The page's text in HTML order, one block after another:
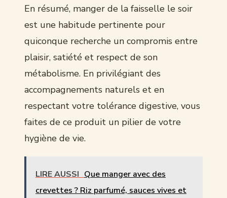
En résumé, manger de la faisselle le soir
est une habitude pertinente pour
quiconque recherche un compromis entre
plaisir, satiété et respect de son
métabolisme. En privilégiant des
accompagnements naturels et en
respectant votre tolérance digestive, vous
faites de ce produit un pilier de votre
hygiène de vie.
LIRE AUSSI Que manger avec des
crevettes ? Riz parfumé, sauces vives et